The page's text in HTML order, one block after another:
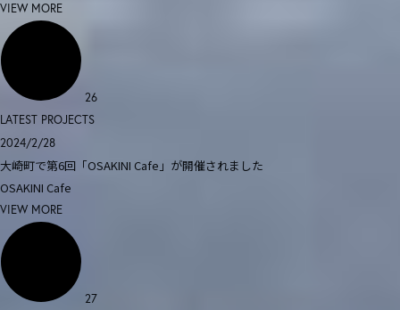
VIEW MORE
26
LATEST PROJECTS
2024/2/28
大崎町で第6回「OSAKINI Cafe」が開催されました
OSAKINI Cafe
VIEW MORE
27